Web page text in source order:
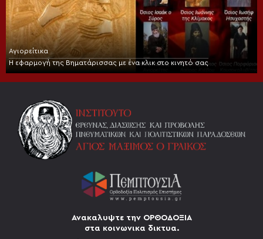
Αγιορείτικα
Η εφαρμογή της Βηματάρισσας με ένα κλικ στο κινητό σας
Ανακαλυψτε την ΟΡΘΟΔΟΞΙΑ
στα κοινωνικα δικτυα.